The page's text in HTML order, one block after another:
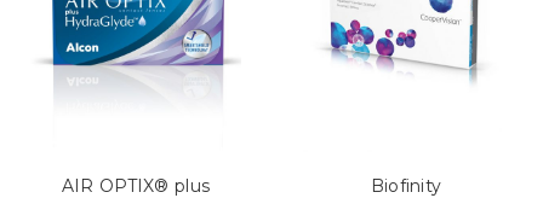
AIR OPTIX® plus
Biofinity